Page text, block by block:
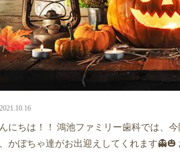
2021.10.16
にちは！！ 鴻池ファミリー歯科では、
かぼちゃ達がお出迎えしてくれます